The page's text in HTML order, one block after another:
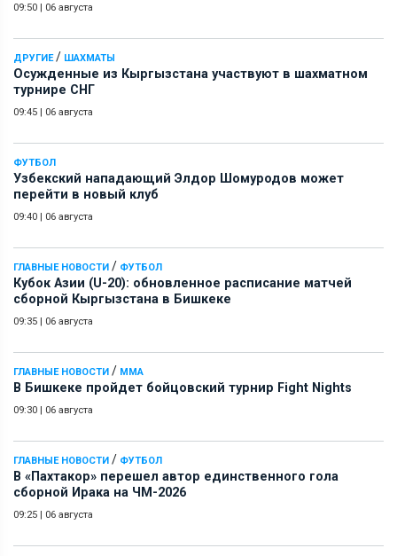
09:50 | 06 августа
ДРУГИЕ/ ШАХМАТЫ
Осужденные из Кыргызстана участвуют в шахматном
турнире СНГ
09:45 | 06 августа
ФУТБОЛ
Узбекский нападающий Элдор Шомуродов может
перейти в новый клуб
09:40 | 06 августа
ГЛАВНЫЕ НОВОСТИ / ФУТБОЛ
Кубок Азии (U-20): обновленное расписание матчей
сборной Кыргызстана в Бишкеке
09:35 | 06 августа
ГЛАВНЫЕ НОВОСТИ / ММА
В Бишкеке пройдет бойцовский турнир Fight Nights
09:30 | 06 августа
ГЛАВНЫЕ НОВОСТИ / ФУТБОЛ
В «Пахтакор» перешел автор единственного гола
сборной Ирака на ЧМ-2026
09:25 | 06 августа